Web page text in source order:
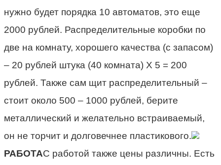
нужно будет порядка 10 автоматов, это еще
2000 рублей. Распределительные коробки по
две на комнату, хорошего качества (с запасом)
– 20 рублей штука (40 комната) Х 5 = 200
рублей. Также сам щит распределительный –
стоит около 500 – 1000 рублей, берите
металлический и желательно встраиваемый,
он не торчит и долговечнее пластикового.
РАБОТАС работой также цены различны. Есть